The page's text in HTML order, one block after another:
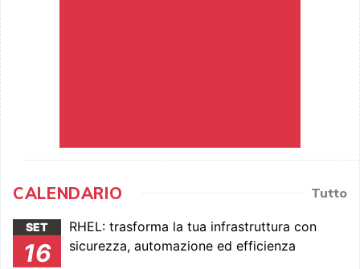
CALENDARIO Tutto
SET
16
RHEL: trasforma la tua infrastruttura con
sicurezza, automazione ed efficienza